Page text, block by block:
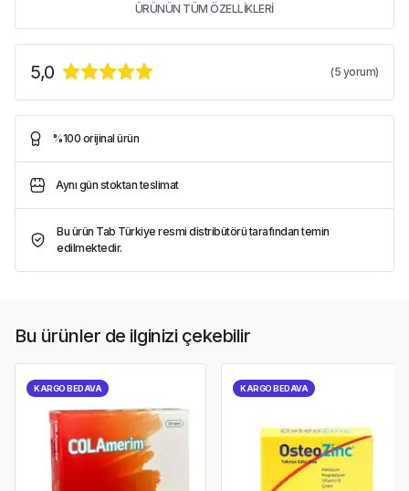
ÜRÜNÜN TÜM ÖZELLİKLERİ
5,0 (5 yorum)
%100 orijinal ürün
Aynı gün stoktan teslimat
Bu ürün Tab Türkiye resmi distribütörü tarafından temin
edilmektedir.
Bu ürünler de ilginizi çekebilir
KARGO BEDAVA KARGO BEDAVA